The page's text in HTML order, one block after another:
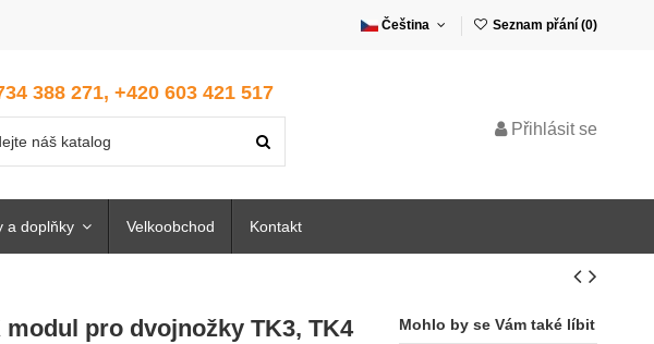
Čeština Seznam přání (0)
388 271, +420 603 421 517
Přihlásit se
a doplňky Velkoobchod Kontakt
modul pro dvojnožky TK3, TK4
Mohlo by se Vám také líbit